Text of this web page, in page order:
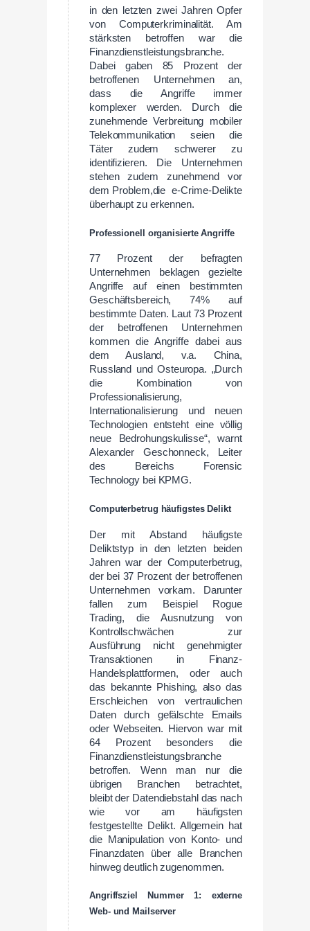
in den letzten zwei Jahren Opfer
von Computerkriminalität. Am
stärksten betroffen war die
Finanzdienstleistungsbranche.
Dabei gaben 85 Prozent der
betroffenen Unternehmen an,
dass die Angriffe immer
komplexer werden. Durch die
zunehmende Verbreitung mobiler
Telekommunikation seien die
Täter zudem schwerer zu
identifizieren. Die Unternehmen
stehen zudem zunehmend vor
dem Problem,die e-Crime-Delikte
überhaupt zu erkennen.
Professionell organisierte Angriffe
77 Prozent der befragten
Unternehmen beklagen gezielte
Angriffe auf einen bestimmten
Geschäftsbereich, 74% auf
bestimmte Daten. Laut 73 Prozent
der betroffenen Unternehmen
kommen die Angriffe dabei aus
dem Ausland, v.a. China,
Russland und Osteuropa. „Durch
die Kombination von
Professionalisierung,
Internationalisierung und neuen
Technologien entsteht eine völlig
neue Bedrohungskulisse“, warnt
Alexander Geschonneck, Leiter
des Bereichs Forensic
Technology bei KPMG.
Computerbetrug häufigstes Delikt
Der mit Abstand häufigste
Deliktstyp in den letzten beiden
Jahren war der Computerbetrug,
der bei 37 Prozent der betroffenen
Unternehmen vorkam. Darunter
fallen zum Beispiel Rogue
Trading, die Ausnutzung von
Kontrollschwächen zur
Ausführung nicht genehmigter
Transaktionen in Finanz-
Handelsplattformen, oder auch
das bekannte Phishing, also das
Erschleichen von vertraulichen
Daten durch gefälschte Emails
oder Webseiten. Hiervon war mit
64 Prozent besonders die
Finanzdienstleistungsbranche
betroffen. Wenn man nur die
übrigen Branchen betrachtet,
bleibt der Datendiebstahl das nach
wie vor am häufigsten
festgestellte Delikt. Allgemein hat
die Manipulation von Konto- und
Finanzdaten über alle Branchen
hinweg deutlich zugenommen.
Angriffsziel Nummer 1: externe
Web- und Mailserver